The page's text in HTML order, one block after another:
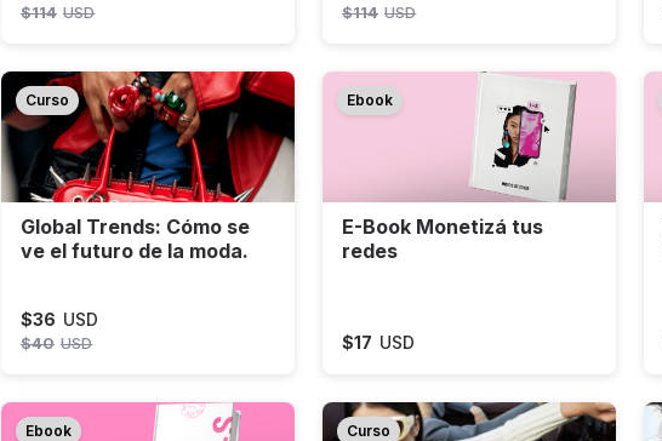
$114 USD $114 USD
Curso
Global Trends: Cómo se
ve el futuro de la moda.
$36 USD
$40 USD
Ebook
E-Book Monetizá tus
redes
$17 USD
Ebook Curso